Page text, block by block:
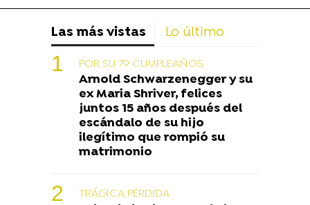
Las más vistas Lo último
POR SU 79 CUMPLEAÑOS
Arnold Schwarzenegger y su
ex Maria Shriver, felices
juntos 15 años después del
escándalo de su hijo
ilegítimo que rompió su
matrimonio
TRÁGICA PÉRDIDA